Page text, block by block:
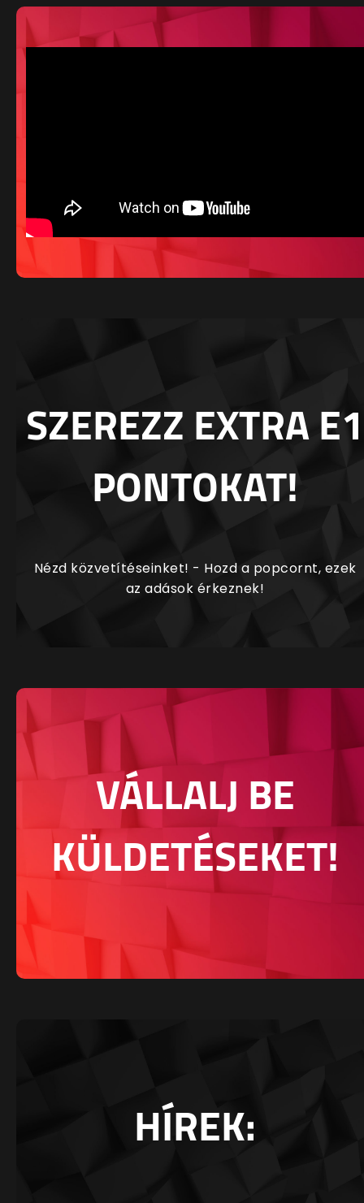
SZEREZZ EXTRA E1
PONTOKAT!
Nézd közvetítéseinket! - Hozd a popcornt, ezek
az adások érkeznek!
VÁLLALJ BE
KÜLDETÉSEKET!
HÍREK: